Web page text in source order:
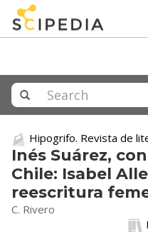
Hipogrifo. Revista de
Inés Suárez,
Chile: Isabel
reescritura
C. Rivero